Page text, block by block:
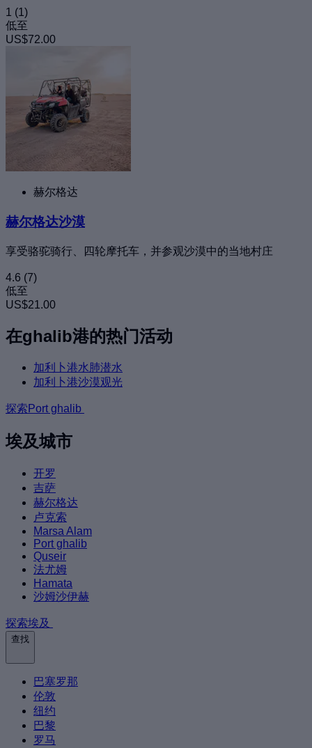
1 (1)
低至
US$72.00
赫尔格达
赫尔格达沙漠
享受骆驼骑行、四轮摩托车，并参观沙漠中的当地村庄
4.6 (7)
低至
US$21.00
在ghalib港的热门活动
加利卜港水肺潜水
加利卜港沙漠观光
探索Port ghalib
埃及城市
开罗
吉萨
赫尔格达
卢克索
Marsa Alam
Port ghalib
Quseir
法尤姆
Hamata
沙姆沙伊赫
探索埃及
查找
巴塞罗那
伦敦
纽约
巴黎
罗马